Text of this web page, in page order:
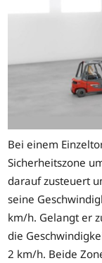
Bei einem
Sicherheitszone
darauf zusteuert
seine
km/h. Gelangt er
die
2 km/h. Beide